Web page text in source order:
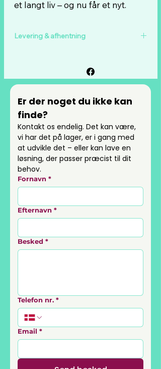
et langt liv – og nu får et nyt.
Levering & afhentning
For alle ordrer under 999 kr. koster
forsendelse kun 49 kr.
Du kan også vælge at afhente din ordre
på vores adresse i Ringsted.
Leveringsmuligheder og evt. afhentning
vælges ved checkout.
Er der noget du ikke kan
finde?
Kontakt os endelig. Det kan være,
vi har det på lager, er i gang med
at udvikle det – eller kan lave en
løsning, der passer præcist til dit
behov.
Fornavn *
Efternavn *
Besked *
Telefon nr. *
Email *